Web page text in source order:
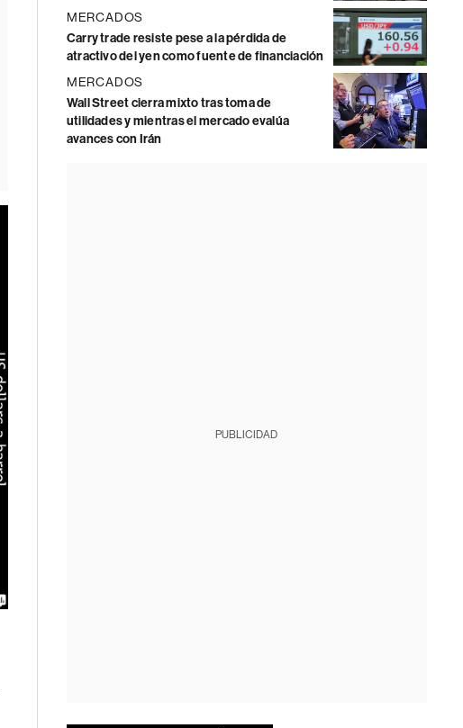
MERCADOS
Carry trade resiste pese a la pérdida de
atractivo del yen como fuente de financiación
MERCADOS
Wall Street cierra mixto tras toma de
utilidades y mientras el mercado evalúa
avances con Irán
PUBLICIDAD